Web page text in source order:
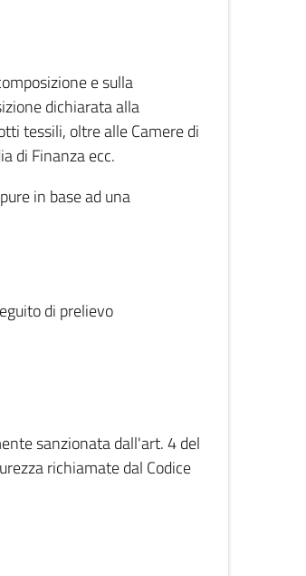
e sulla
dichiarata alla
tessili, oltre alle Camere di
di Finanza ecc.
in base ad una
di prelievo
sanzionata dall'art. 4 del
richiamate dal Codice